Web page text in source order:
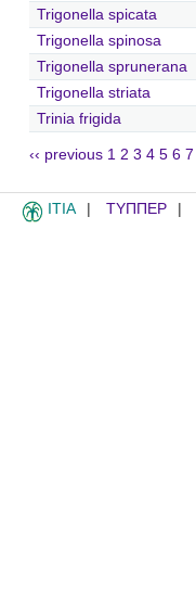
Trigonella spicata
Trigonella spinosa
Trigonella sprunerana
Trigonella striata
Trinia frigida
‹‹ previous 1 2 3 4 5 6 7
ITIA ΤΥΠΠΕΡ